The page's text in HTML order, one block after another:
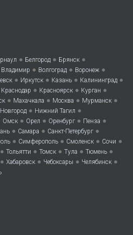
• Белгород • Брянск •
Владимир • Волгоград • Воронеж •
• Иркутск • Казань • Калининград •
Краснодар • Красноярск • Курган •
• Махачкала • Москва • Мурманск •
• Нижний Тагил •
Омск • Орел • Оренбург • Пенза •
• Самара • Санкт-Петербург •
• Симферополь • Смоленск • Сочи •
• Тольятти • Томск • Тула • Тюмень •
• Хабаровск • Чебоксары • Челябинск •